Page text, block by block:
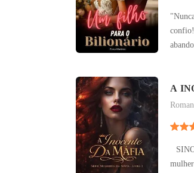
vida
A
SINOPSE Os